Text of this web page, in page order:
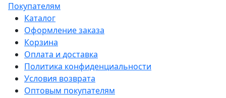
Покупателям
Каталог
Оформление заказа
Корзина
Оплата и доставка
Политика конфиденциальности
Условия возврата
Оптовым покупателям